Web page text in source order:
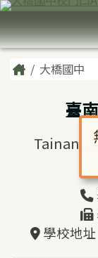
跳至主內容區
臺南市大
導覽列
主內容區域
Home大橋國中
臺
Tainan
學校地
頁尾區域